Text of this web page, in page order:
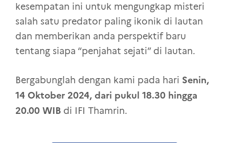
kesempatan ini untuk mengungkap misteri
salah satu predator paling ikonik di lautan
dan memberikan anda perspektif baru
tentang siapa “penjahat sejati” di lautan.
Bergabunglah dengan kami pada hari Senin,
14 Oktober 2024, dari pukul 18.30 hingga
20.00 WIB di IFI Thamrin.